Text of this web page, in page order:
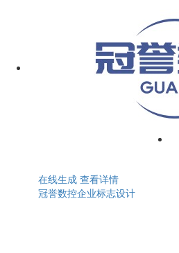
在线生成 查看详情
冠誉数控企业标志设计